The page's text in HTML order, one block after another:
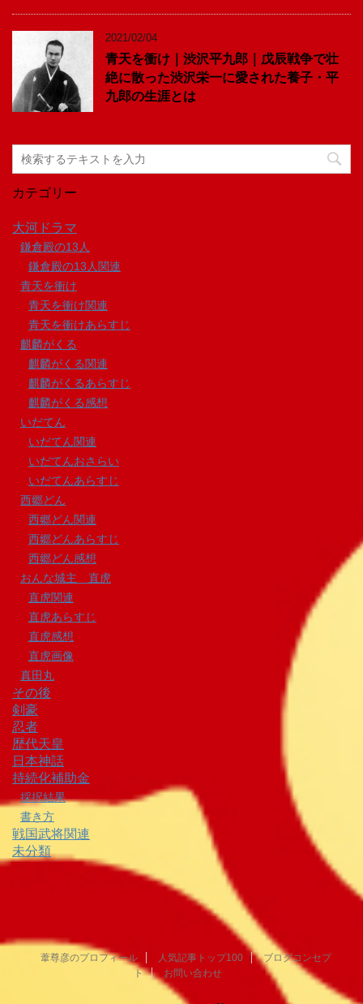
2021/02/04
青天を衝け｜渋沢平九郎｜戊辰戦争で壮
絶に散った渋沢栄一に愛された養子・平
九郎の生涯とは
カテゴリー
大河ドラマ
鎌倉殿の13人
鎌倉殿の13人関連
青天を衝け
青天を衝け関連
青天を衝けあらすじ
麒麟がくる
麒麟がくる関連
麒麟がくるあらすじ
麒麟がくる感想
いだてん
いだてん関連
いだてんおさらい
いだてんあらすじ
西郷どん
西郷どん関連
西郷どんあらすじ
西郷どん感想
おんな城主 直虎
直虎関連
直虎あらすじ
直虎感想
直虎画像
真田丸
その後
剣豪
忍者
歴代天皇
日本神話
持続化補助金
採択結果
書き方
戦国武将関連
未分類
葦尊彦のプロフィール 人気記事トップ100
ブログコンセプ
ト
お問い合わせ